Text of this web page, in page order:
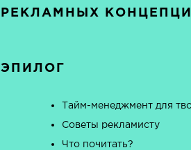
РЕКЛАМНЫХ
ЭПИЛОГ
Тайм-менеджмент для
Советы рекламисту
Что почитать?